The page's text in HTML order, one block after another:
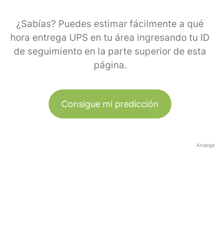
¿Sabías? Puedes estimar fácilmente a qué
hora entrega UPS en tu área ingresando tu ID
de seguimiento en la parte superior de esta
página.
Consigue mi predicción
Anzeige